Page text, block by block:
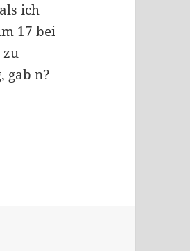
ich
17 bei
zu
gab n?